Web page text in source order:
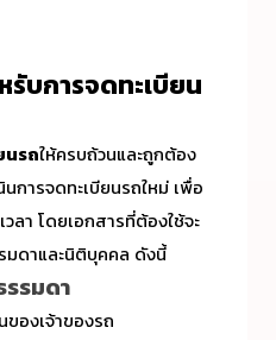
รับการจดทะเบียน
นรถให้ครบถ้วนและถูกต้อง
นการจดทะเบียนรถใหม่ เพื่อ
วลา โดยเอกสารที่ต้องใช้จะ
มดาและนิติบุคคล ดังนี้
รมดา
ของเจ้าของรถ